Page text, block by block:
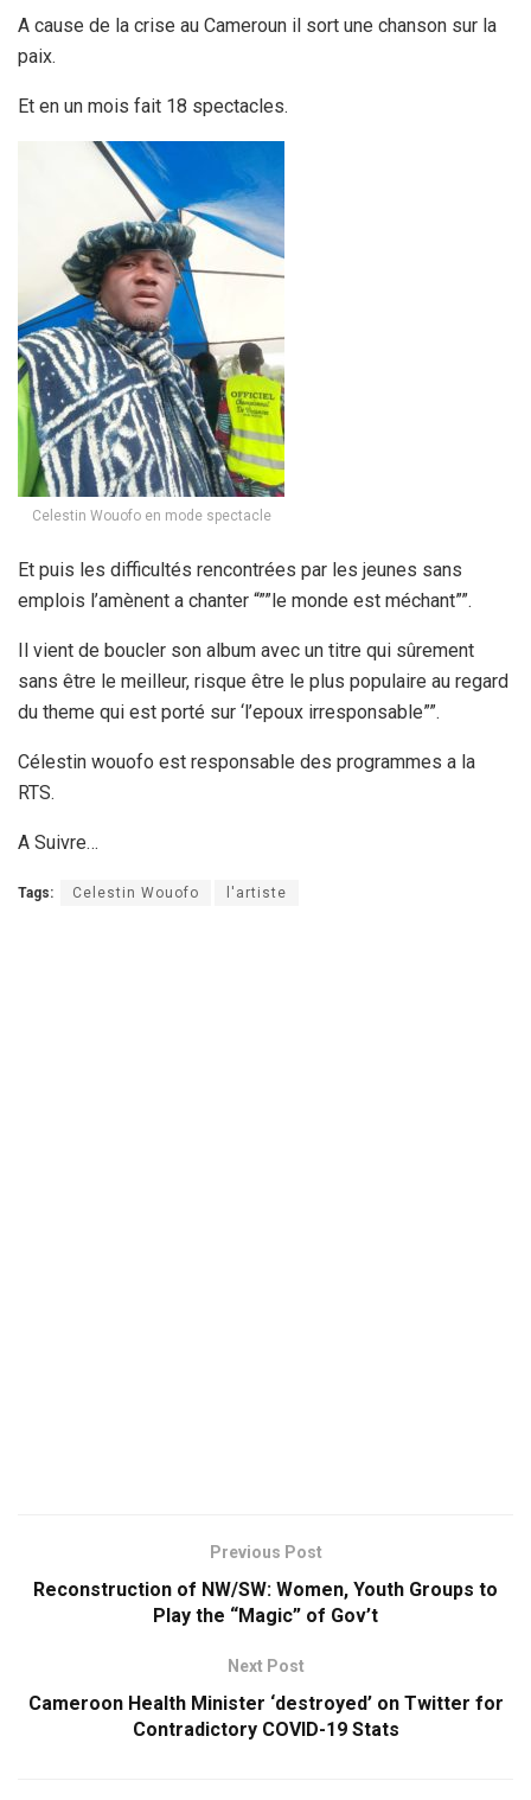
A cause de la crise au Cameroun il sort une chanson sur la
paix.
Et en un mois fait 18 spectacles.
Celestin Wouofo en mode spectacle
Et puis les difficultés rencontrées par les jeunes sans
emplois l’amènent a chanter “””le monde est méchant””.
Il vient de boucler son album avec un titre qui sûrement
sans être le meilleur, risque être le plus populaire au regard
du theme qui est porté sur ‘l’epoux irresponsable””.
Célestin wouofo est responsable des programmes a la
RTS.
A Suivre…
Tags: Celestin Wouofo l'artiste
Previous Post
Reconstruction of NW/SW: Women, Youth Groups to
Play the “Magic” of Gov’t
Next Post
Cameroon Health Minister ‘destroyed’ on Twitter for
Contradictory COVID-19 Stats